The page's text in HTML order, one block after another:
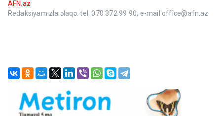
AFN.az
Redaksiyamızla əlaqə: tel; 070 372 99 90, e-mail office@afn.az